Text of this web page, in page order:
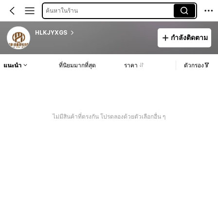
ค้นหาในร้าน
HLKJYXGS
กำลังติดตาม
แนะนำ ที่นิยมมากที่สุด ราคา ตัวกรอง
ไม่มีสินค้าที่ตรงกัน โปรดลองด้วยตัวเลือกอื่น ๆ